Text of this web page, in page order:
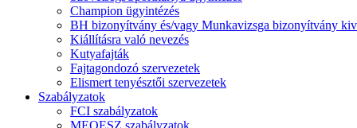
Champion ügyintézés
BH bizonyítvány és/vagy Munkavizsga bizonyítvány
Kiállításra való nevezés
Kutyafajták
Fajtagondozó szervezetek
Elismert tenyésztői szervezetek
Szabályzatok
FCI szabályzatok
MEOESZ szabályzatok